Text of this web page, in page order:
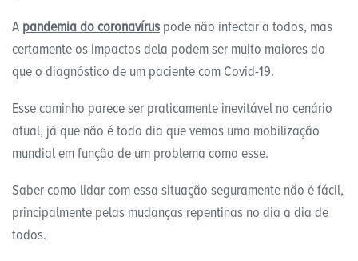
A pandemia do coronavírus pode não infectar a todos, mas
certamente os impactos dela podem ser muito maiores do
que o diagnóstico de um paciente com Covid-19.
Esse caminho parece ser praticamente inevitável no cenário
atual, já que não é todo dia que vemos uma mobilização
mundial em função de um problema como esse.
Saber como lidar com essa situação seguramente não é fácil,
principalmente pelas mudanças repentinas no dia a dia de
todos.